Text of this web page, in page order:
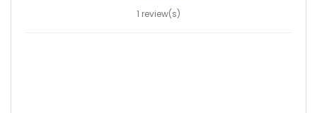
1 review(s)